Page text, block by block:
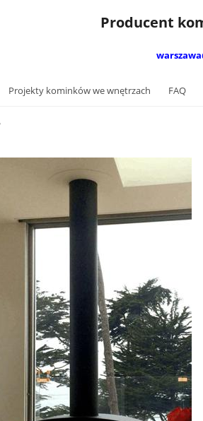
Producent
Projekty kominków we wnętrzach FAQ